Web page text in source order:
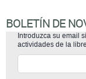
BOLETÍN DE
Introduzca su email
actividades de la